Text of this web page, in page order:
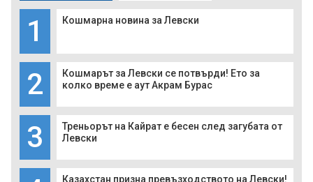
1 Кошмарна новина за Левски
2
Кошмарът за Левски се потвърди! Ето за
колко време е аут Акрам Бурас
3
Треньорът на Кайрат е бесен след загубата от
Левски
Казахстан призна превъзходството на Левски!